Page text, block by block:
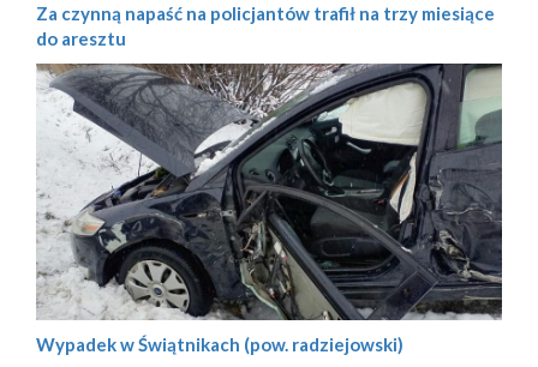
Za czynną napaść na policjantów trafił na trzy miesiące
do aresztu
Wypadek w Świątnikach (pow. radziejowski)